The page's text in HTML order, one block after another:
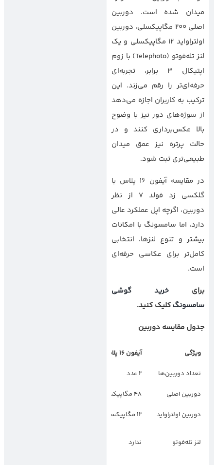
میدان شده است. دوربین
اصلی 200 مگاپیکسلی، دوربین
اولتراواید 12 مگاپیکسلی و یک
لنز تله‌فوتو (Telephoto) با زوم
اپتیکال 3 برابر، تجربه‌ای
حرفه‌ای‌تر را رقم می‌زند. این
ترکیب به کاربران اجازه می‌دهد
از سوژه‌های دور نیز با وضوح
بالا عکس‌برداری کنند و در
حالت پرتره نیز عمق میدان
طبیعی‌تری ثبت شود.
در مقایسه آیفون 16 پلاس با
گلکسی زد فولد 7 از نظر
دوربین، اگرچه اپل عملکرد عالی
دارد، اما سامسونگ با امکانات
بیشتر و تنوع لنزها، انتخابی
کامل‌تر برای عکاسی حرفه‌ای
است.
برای خرید گوشی
سامسونگکلیک کنید.
جدول مقایسه دوربین
ویژگی آیفون ۱۶ پلاس
تعداد دوربین‌ها 2 عدد
دوربین اصلی 48 مگاپیکسل
دوربین اولتراواید 12 مگاپیکسل
لنز تله‌فوتو ندارد